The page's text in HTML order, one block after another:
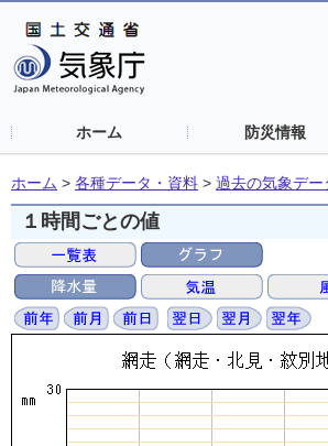
ホーム 防災情報
ホーム > 各種データ・資料 > 過去の気象デー
１時間ごとの値